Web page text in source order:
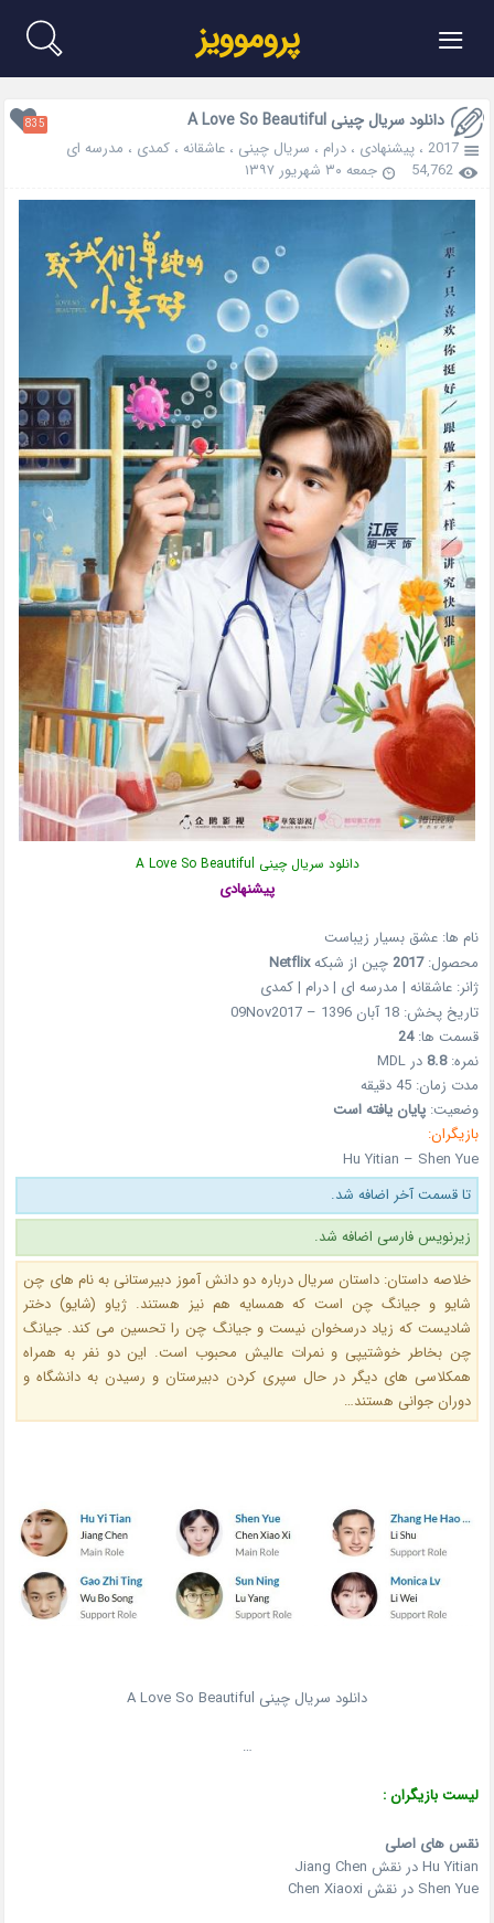
≡ پروموویز
دانلود سریال چینی A Love So Beautiful 835
2017 ،پیشنهادی ،درام ، سریال چینی ،عاشقانه ،کمدی ، مدرسه ای
54,762
جمعه ۳۰ شهریور ۱۳۹۷
دانلود سریال چینی A Love So Beautiful
پیشنهادی
نام ها: عشق بسیار زیباست
محصول:2017چین از شبکهNetflix
ژانر: عاشقانه | مدرسه ای | درام | کمدی
تاریخ پخش: 18 آبان 1396 – 09Nov2017
قسمت ها:24
نمره:8.8 در MDL
مدت زمان: 45 دقیقه
وضعیت:پایان یافته است
بازیگران:
Hu Yitian – Shen Yue
تا قسمت آخر اضافه شد.
زیرنویس فارسی اضافه شد.
خلاصه داستان: داستان سریال درباره دو دانش آموز دبیرستانی به نام های چن
شایو و جیانگ چن است که همسایه هم نیز هستند. ژیاو (شایو) دختر
شادیست که زیاد درسخوان نیست و جیانگ چن را تحسین می کند. جیانگ
چن بخاطر خوشتیپی و نمرات عالیش محبوب است. این دو نفر به همراه
همکلاسی های دیگر در حال سپری کردن دبیرستان و رسیدن به دانشگاه و
دوران جوانی هستند…
دانلود سریال چینی A Love So Beautiful
…
لیست بازیگران :
نقس های اصلی
Hu Yitian در نقش Jiang Chen
Shen Yue در نقش Chen Xiaoxi